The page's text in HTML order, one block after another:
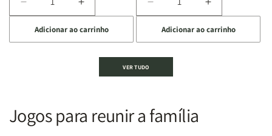
Diminuir
a
quantidade
de
Almeida
Aumentar
a
quantidade
de
Bíblia
Almeida
Adicionar ao carrinho
Diminuir
a
quantidade
de
Bíblia
PPM
|
Aumentar
a
quantidade
de
Adicionar ao carrinho
VER TUDO
Jogos para reunir a família